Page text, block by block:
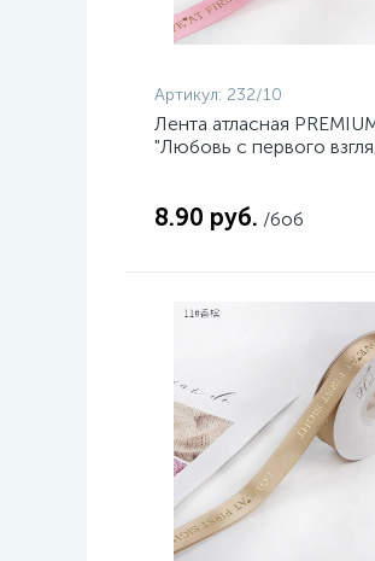
Артикул: 232/10
Лента атласная
"Любовь с первого
8.90 руб. /боб